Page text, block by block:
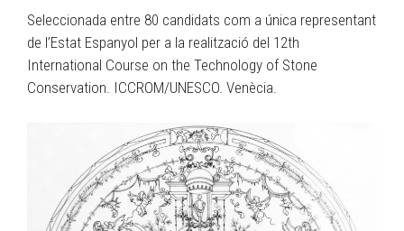
Seleccionada entre 80 candidats com a única representant
de l’Estat Espanyol per a la realització del 12th
International Course on the Technology of Stone
Conservation. ICCROM/UNESCO. Venècia.